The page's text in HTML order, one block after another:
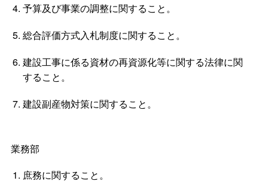
予算及び事業の調整に関すること。
総合評価方式入札制度に関すること。
建設工事に係る資材の再資源化等に関する法律に関
すること。
建設副産物対策に関すること。
業務部
庶務に関すること。